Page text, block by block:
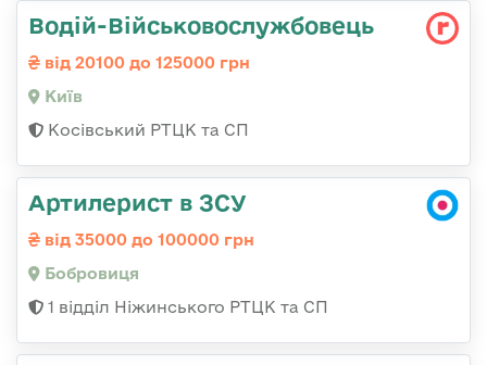
Водій-Військовослужбовець
від 20100 до 125000 грн
Київ
Косівський РТЦК та СП
Артилерист в ЗСУ
від 35000 до 100000 грн
Бобровиця
1 відділ Ніжинського РТЦК та СП